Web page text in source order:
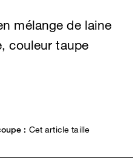
mélange de laine
couleur taupe
: Cet article taille